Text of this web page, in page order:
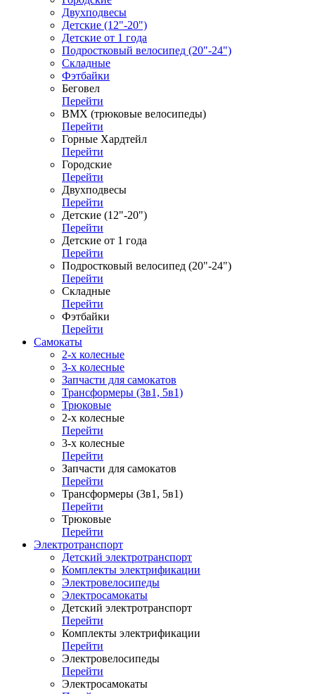
Двухподвесы
Детские (12"-20")
Детские от 1 года
Подростковый велосипед (20"-24")
Складные
Фэтбайки
Беговел
Перейти
ВМХ (трюковые велосипеды)
Перейти
Горные Хардтейл
Перейти
Городские
Перейти
Двухподвесы
Перейти
Детские (12"-20")
Перейти
Детские от 1 года
Перейти
Подростковый велосипед (20"-24")
Перейти
Складные
Перейти
Фэтбайки
Перейти
Самокаты
2-х колесные
3-х колесные
Запчасти для самокатов
Трансформеры (3в1, 5в1)
Трюковые
2-х колесные
Перейти
3-х колесные
Перейти
Запчасти для самокатов
Перейти
Трансформеры (3в1, 5в1)
Перейти
Трюковые
Перейти
Электротранспорт
Детский электротранспорт
Комплекты электрификации
Электровелосипеды
Электросамокаты
Детский электротранспорт
Перейти
Комплекты электрификации
Перейти
Электровелосипеды
Перейти
Электросамокаты